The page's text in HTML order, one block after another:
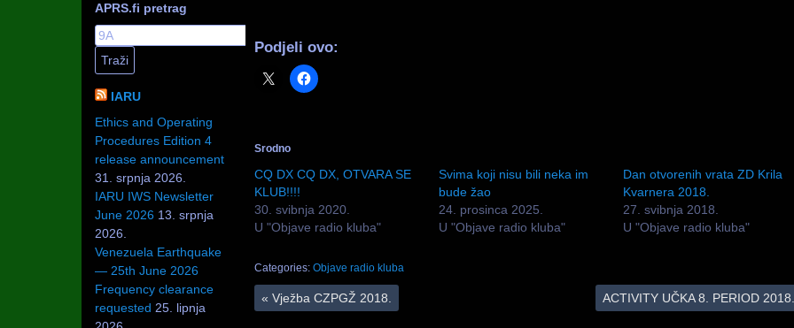
Podjeli ovo:
Srodno
CQ DX CQ DX, OTVARA SE
KLUB!!!!
30. svibnja 2020.
U "Objave radio kluba"
Svima koji nisu bili neka im
bude žao
24. prosinca 2025.
U "Objave radio kluba"
Dan otvorenih vrata ZD Krila
Kvarnera 2018.
27. svibnja 2018.
U "Objave radio kluba"
Categories: Objave radio kluba
« Vježba CZPGŽ 2018. ACTIVITY UČKA 8. PERIOD
APRS.fi pretrag
IARU
Ethics and Operating
Procedures Edition 4
release announcement
31. srpnja 2026.
IARU IWS Newsletter
June 2026 13. srpnja
2026.
Venezuela Earthquake
— 25th June 2026
Frequency clearance
requested 25. lipnja